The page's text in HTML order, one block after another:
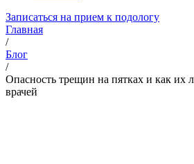
Записаться на прием к подологу
Главная
/
Блог
/
Опасность трещин на пятках и как их
врачей